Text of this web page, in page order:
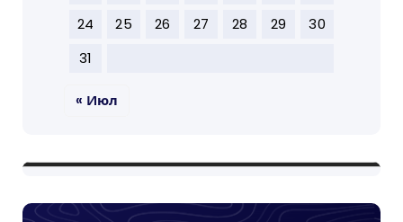
24
25 26 27 28 29
30
31
« Июл